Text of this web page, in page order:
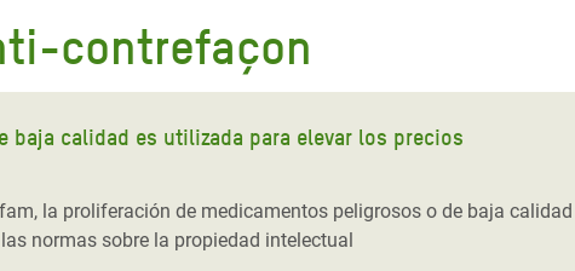
Crisis Appeal
por la Crisis en
Oriental
de Personas Refugiadas
contrefaçon
baja calidad es utilizada para elevar los precios
la proliferación de medicamentos peligrosos o de baja
normas sobre la propiedad intelectual